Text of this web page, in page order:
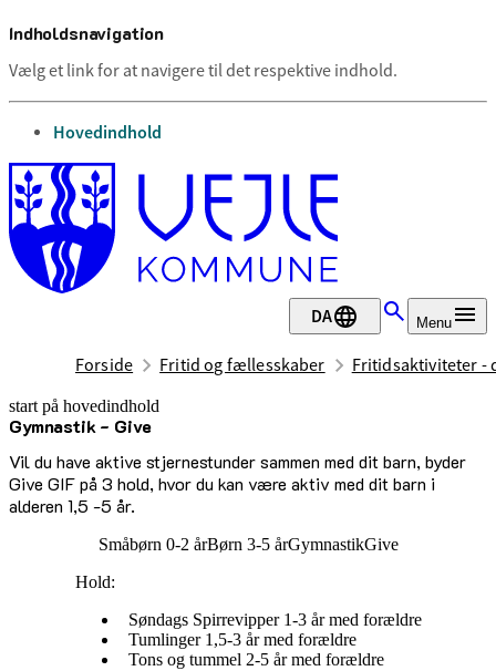
Indholdsnavigation
Vælg et link for at navigere til det respektive indhold.
gå til
Hovedindhold
DA Menu
Forside Fritid og fællesskaber Fritidsaktiviteter -
start på hovedindhold
Gymnastik - Give
Vil du have aktive stjernestunder sammen med dit barn, byder
Give GIF på 3 hold, hvor du kan være aktiv med dit barn i
alderen 1,5 -5 år.
senest opdateret 17. februar 2026
Småbørn 0-2 årBørn 3-5 årGymnastikGive
Hold:
Søndags Spirrevipper 1-3 år med forældre
Tumlinger 1,5-3 år med forældre
Tons og tummel 2-5 år med forældre